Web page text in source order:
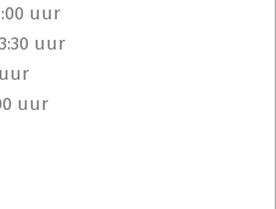
uur
uur
uur